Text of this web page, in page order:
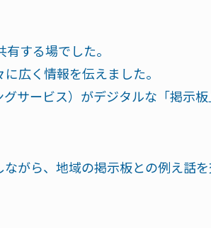
する場でした。
広く情報を伝えました。
サービス）がデジタルな「掲示板
がら、地域の掲示板との例え話